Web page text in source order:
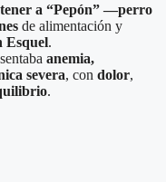
a “Pepón” —perro
de alimentación y
Esquel.
anemia,
severa, con dolor,
.